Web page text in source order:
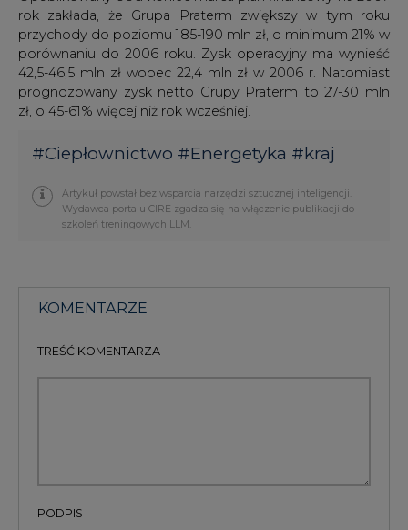
rok zakłada, że Grupa Praterm zwiększy w tym roku
przychody do poziomu 185-190 mln zł, o minimum 21% w
porównaniu do 2006 roku. Zysk operacyjny ma wynieść
42,5-46,5 mln zł wobec 22,4 mln zł w 2006 r. Natomiast
prognozowany zysk netto Grupy Praterm to 27-30 mln
zł, o 45-61% więcej niż rok wcześniej.
#Ciepłownictwo #Energetyka #kraj
Artykuł powstał bez wsparcia narzędzi sztucznej inteligencji.
Wydawca portalu CIRE zgadza się na włączenie publikacji do
szkoleń treningowych LLM.
KOMENTARZE
TREŚĆ KOMENTARZA
PODPIS